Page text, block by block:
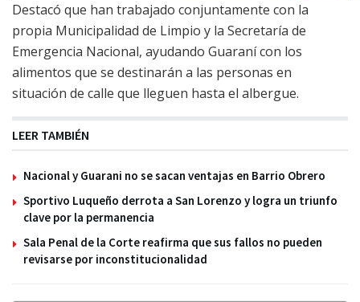
Destacó que han trabajado conjuntamente con la
propia Municipalidad de Limpio y la Secretaría de
Emergencia Nacional, ayudando Guaraní con los
alimentos que se destinarán a las personas en
situación de calle que lleguen hasta el albergue.
LEER TAMBIÉN
Nacional y Guarani no se sacan ventajas en Barrio Obrero
Sportivo Luqueño derrota a San Lorenzo y logra un triunfo
clave por la permanencia
Sala Penal de la Corte reafirma que sus fallos no pueden
revisarse por inconstitucionalidad